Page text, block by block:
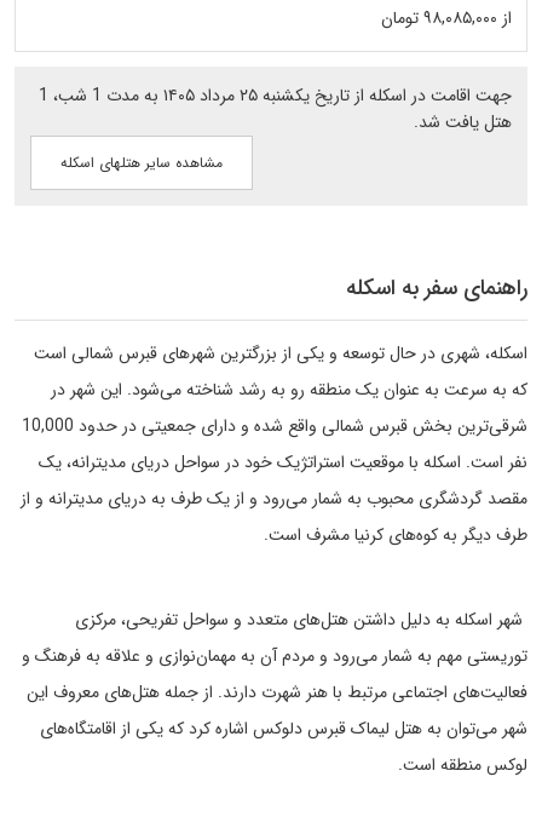
از ۹۸,۰۸۵,۰۰۰ تومان
جهت اقامت در اسکله از تاریخ یکشنبه ۲۵ مرداد ۱۴۰۵ به مدت 1 شب، 1
هتل یافت شد.
مشاهده سایر هتلهای اسکله
راهنمای سفر به اسکله
اسکله، شهری در حال توسعه و یکی از بزرگترین شهرهای قبرس شمالی است
که به سرعت به عنوان یک منطقه رو به رشد شناخته می‌شود. این شهر در
شرقی‌ترین بخش قبرس شمالی واقع شده و دارای جمعیتی در حدود 10,000
نفر است. اسکله با موقعیت استراتژیک خود در سواحل دریای مدیترانه، یک
مقصد گردشگری محبوب به شمار می‌رود و از یک طرف به دریای مدیترانه و از
طرف دیگر به کوه‌های کرنیا مشرف است.
شهر اسکله به دلیل داشتن هتل‌های متعدد و سواحل تفریحی، مرکزی
توریستی مهم به شمار می‌رود و مردم آن به مهمان‌نوازی و علاقه به فرهنگ و
فعالیت‌های اجتماعی مرتبط با هنر شهرت دارند. از جمله هتل‌های معروف این
شهر می‌توان به هتل لیماک قبرس دلوکس اشاره کرد که یکی از اقامتگاه‌های
لوکس منطقه است.